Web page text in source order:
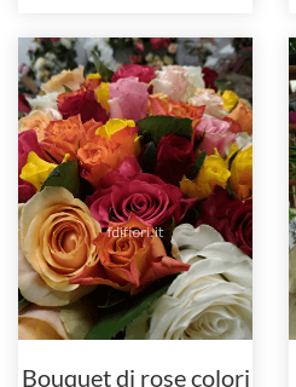
Bouquet di rose colori